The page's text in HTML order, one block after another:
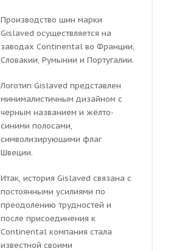
Производство шин марки
Gislaved осуществляется на
заводах Continental во Франции,
Словакии, Румынии и Португалии.
Логотип Gislaved представлен
минималистичным дизайном с
черным названием и жёлто-
синими полосами,
символизирующими флаг
Швеции.
Итак, история Gislaved связана с
постоянными усилиями по
преодолению трудностей и
после присоединения к
Continental компания стала
известной своими